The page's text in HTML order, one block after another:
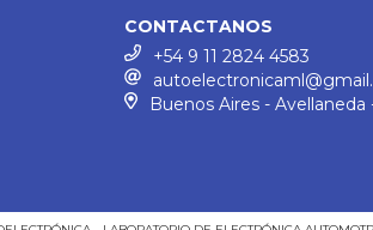
CONTACTANOS
+54 9 11 2824 4583
Buenos Aires -